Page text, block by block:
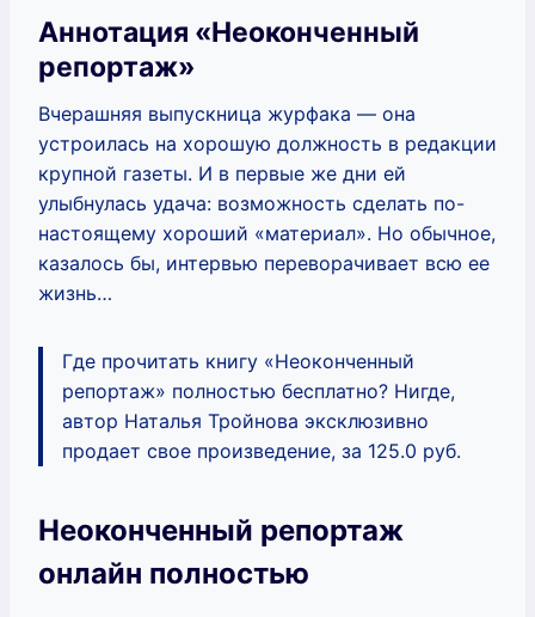
Аннотация «Неоконченный
репортаж»
Вчерашняя выпускница журфака — она
устроилась на хорошую должность в редакции
крупной газеты. И в первые же дни ей
улыбнулась удача: возможность сделать по-
настоящему хороший «материал». Но обычное,
казалось бы, интервью переворачивает всю ее
жизнь…
Где прочитать книгу «Неоконченный
репортаж» полностью бесплатно? Нигде,
автор Наталья Тройнова эксклюзивно
продает свое произведение, за 125.0 руб.
Неоконченный репортаж
онлайн полностью